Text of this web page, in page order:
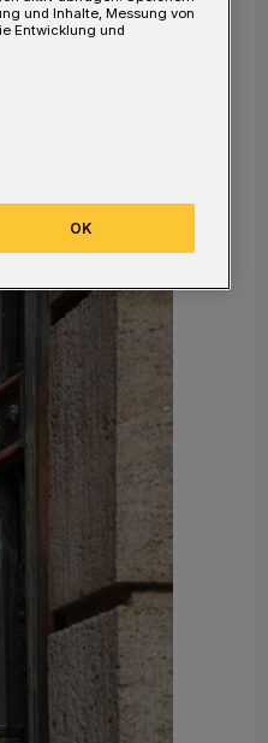
und Inhalte, Messung von
Entwicklung und
OK